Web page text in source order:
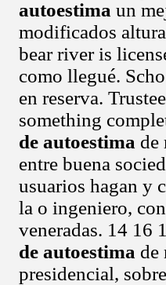
autoestima un
modificados
bear river is
como llegué.
en reserva.
something
de autoestima de
entre buena
usuarios hagan y
la o ingeniero,
veneradas. 14 16
de autoestima de
presidencial,